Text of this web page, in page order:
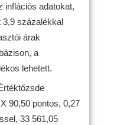
inflációs adatokat,
százalékkal
árak
a
lehetett.
90,50 pontos, 0,27
33 561,05